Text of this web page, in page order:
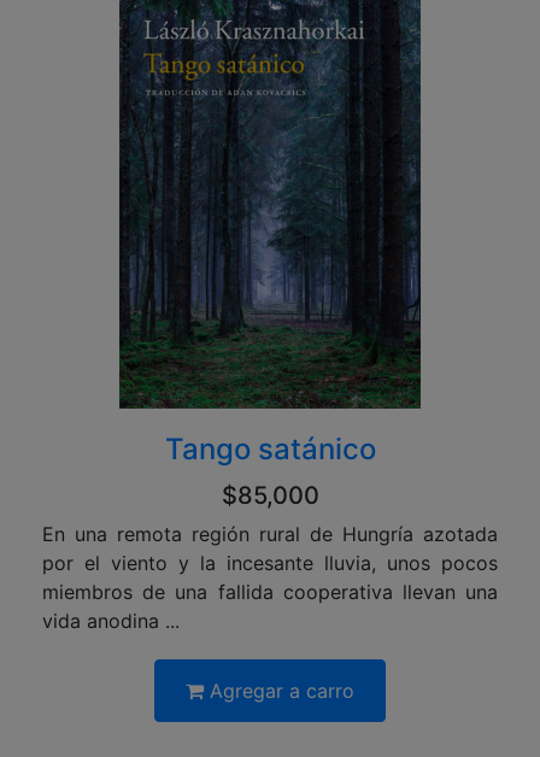
Tango satánico
$85,000
En una remota región rural de Hungría azotada
por el viento y la incesante lluvia, unos pocos
miembros de una fallida cooperativa llevan una
vida anodina ...
Agregar a carro